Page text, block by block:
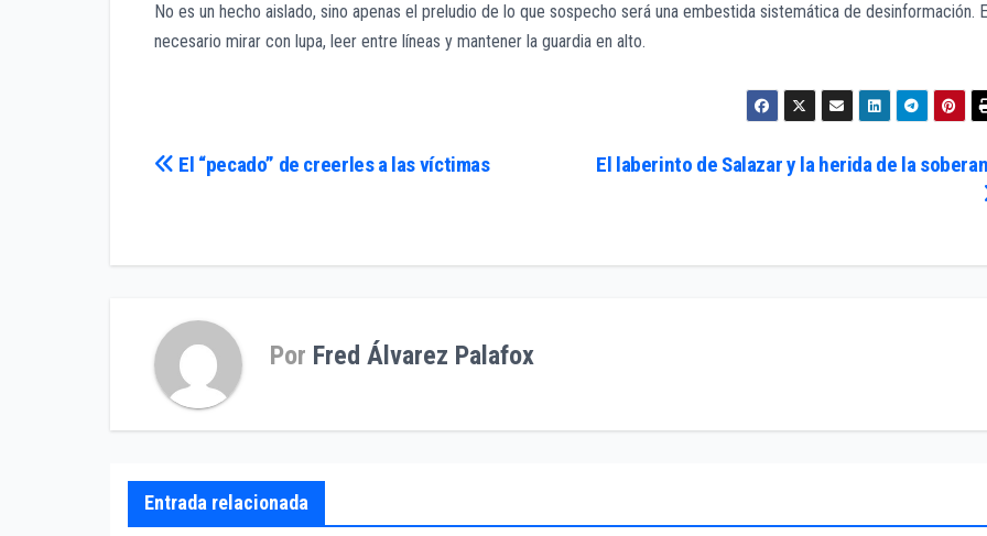
No es un hecho aislado, sino apenas el preludio de lo que sospecho será una embestida sistemática de desinformación.
necesario mirar con lupa, leer entre líneas y mantener la guardia en alto.
Navegación
entradas
El laberinto de Salazar y la herida de la
El “pecado” de creerles a las víctimas
Por Fred Álvarez Palafox
Entrada relacionada